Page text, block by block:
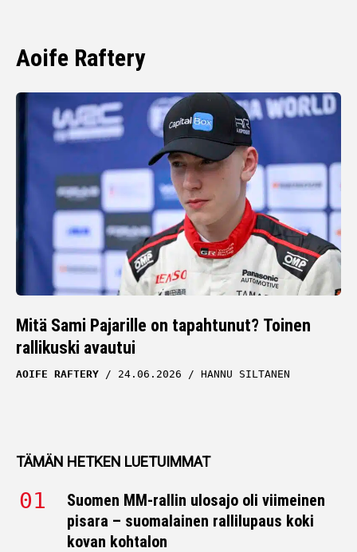
Aoife Raftery
Mitä Sami Pajarille on tapahtunut? Toinen
rallikuski avautui
AOIFE RAFTERY 24.06.2026 HANNU SILTANEN
TÄMÄN HETKEN LUETUIMMAT
Suomen MM-rallin ulosajo oli viimeinen
pisara – suomalainen rallilupaus koki
kovan kohtalon